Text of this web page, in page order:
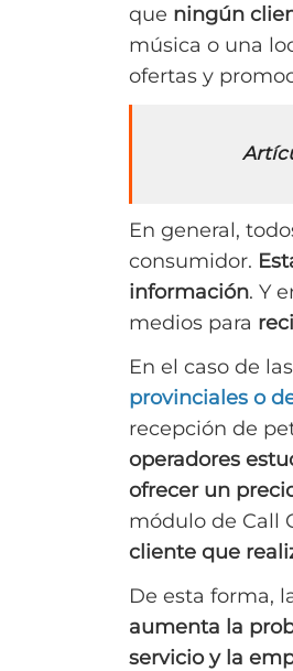
que ningún
música o una
ofertas y
En general,
consumidor.
información. Y
medios para
En el caso de
provinciales o
recepción de
operadores
ofrecer un
módulo de Call
cliente que
De esta forma,
aumenta la
servicio y la